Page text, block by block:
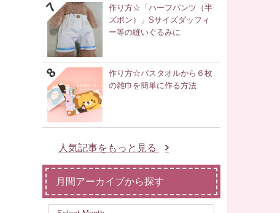
作り方☆「ハーフパンツ（半
ズボン）」Sサイズダッフィ
ー等の縫いぐるみに
作り方☆バスタオルから６枚
の雑巾を簡単に作る方法
人気記事をもっと見る
月間アーカイブから探す